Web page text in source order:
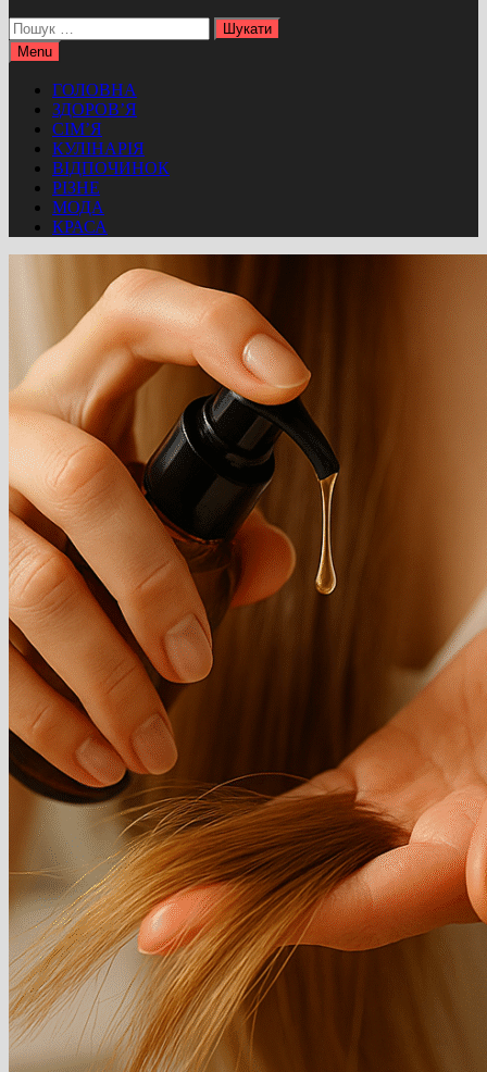
Пошук:
Menu
ГОЛОВНА
ЗДОРОВ’Я
СІМ’Я
КУЛІНАРІЯ
ВІДПОЧИНОК
РІЗНЕ
МОДА
КРАСА